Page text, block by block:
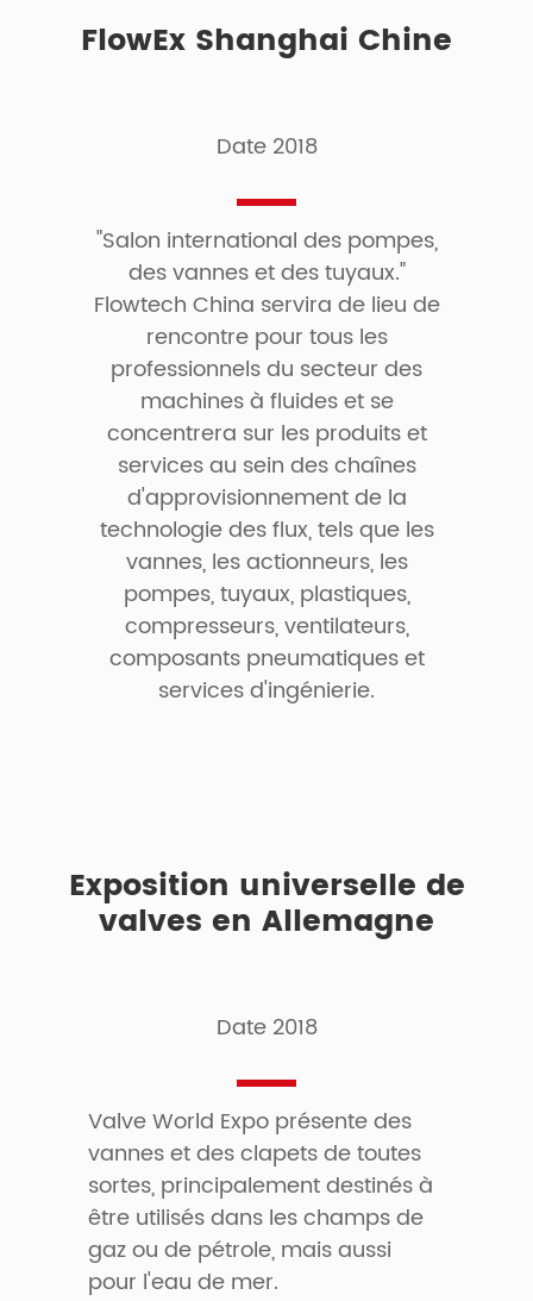
FlowEx Shanghai Chine
Date 2018
"Salon international des pompes,
des vannes et des tuyaux."
Flowtech China servira de lieu de
rencontre pour tous les
professionnels du secteur des
machines à fluides et se
concentrera sur les produits et
services au sein des chaînes
d'approvisionnement de la
technologie des flux, tels que les
vannes, les actionneurs, les
pompes, tuyaux, plastiques,
compresseurs, ventilateurs,
composants pneumatiques et
services d'ingénierie.
Exposition universelle de
valves en Allemagne
Date 2018
Valve World Expo présente des
vannes et des clapets de toutes
sortes, principalement destinés à
être utilisés dans les champs de
gaz ou de pétrole, mais aussi
pour l'eau de mer.